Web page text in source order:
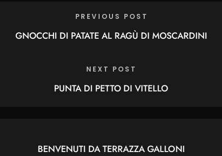
PREVIOUS POST
GNOCCHI DI PATATE AL RAGÙ DI MOSCARDINI
NEXT POST
PUNTA DI PETTO DI VITELLO
BENVENUTI DA TERRAZZA GALLONI